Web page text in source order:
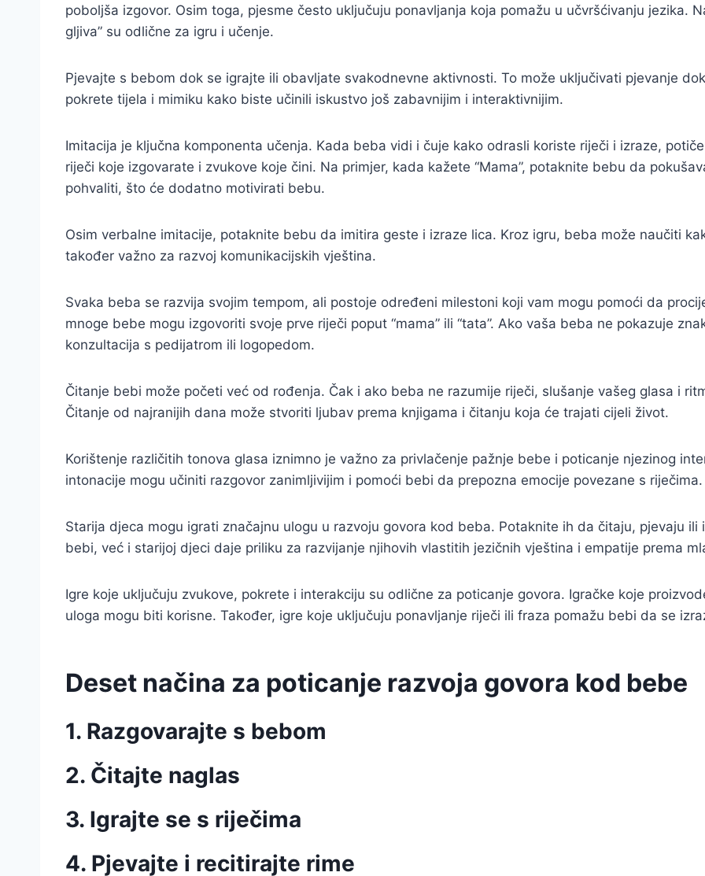
poboljša izgovor. Osim toga, pjesme često uključuju ponavljanja koja pomažu u učvršćivanju jezika.
gljiva” su odlične za igru i učenje.
Pjevajte s bebom dok se igrajte ili obavljate svakodnevne aktivnosti. To može uključivati pjevanje
pokrete tijela i mimiku kako biste učinili iskustvo još zabavnijim i interaktivnijim.
Imitacija je ključna komponenta učenja. Kada beba vidi i čuje kako odrasli koriste riječi i izraze,
riječi koje izgovarate i zvukove koje čini. Na primjer, kada kažete “Mama”, potaknite bebu da
pohvaliti, što će dodatno motivirati bebu.
Osim verbalne imitacije, potaknite bebu da imitira geste i izraze lica. Kroz igru, beba može naučiti
također važno za razvoj komunikacijskih vještina.
Svaka beba se razvija svojim tempom, ali postoje određeni milestoni koji vam mogu pomoći da
mnoge bebe mogu izgovoriti svoje prve riječi poput “mama” ili “tata”. Ako vaša beba ne pokazuje
konzultacija s pedijatrom ili logopedom.
Čitanje bebi može početi već od rođenja. Čak i ako beba ne razumije riječi, slušanje vašeg glasa i
Čitanje od najranijih dana može stvoriti ljubav prema knjigama i čitanju koja će trajati cijeli život.
Korištenje različitih tonova glasa iznimno je važno za privlačenje pažnje bebe i poticanje njezinog
intonacije mogu učiniti razgovor zanimljivijim i pomoći bebi da prepozna emocije povezane s riječima.
Starija djeca mogu igrati značajnu ulogu u razvoju govora kod beba. Potaknite ih da čitaju, pjevaju
bebi, već i starijoj djeci daje priliku za razvijanje njihovih vlastitih jezičnih vještina i empatije prema
Igre koje uključuju zvukove, pokrete i interakciju su odlične za poticanje govora. Igračke koje
uloga mogu biti korisne. Također, igre koje uključuju ponavljanje riječi ili fraza pomažu bebi da se
Deset načina za poticanje razvoja govora kod bebe
1. Razgovarajte s bebom
2. Čitajte naglas
3. Igrajte se s riječima
4. Pjevajte i recitirajte rime